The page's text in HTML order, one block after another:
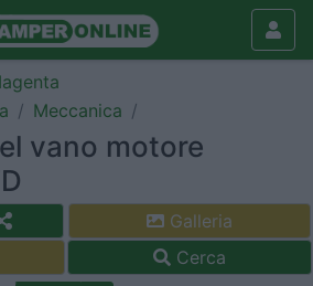
Meccanica
vano motore
Galleria
Cerca